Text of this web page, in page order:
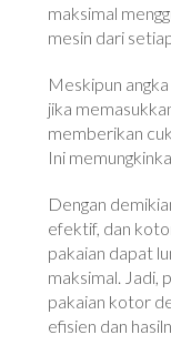
maksimal
mesin dari
Meskipun
jika
memberikan
Ini
Dengan
efektif, dan
pakaian dapat
maksimal. Jadi,
pakaian kotor
efisien dan